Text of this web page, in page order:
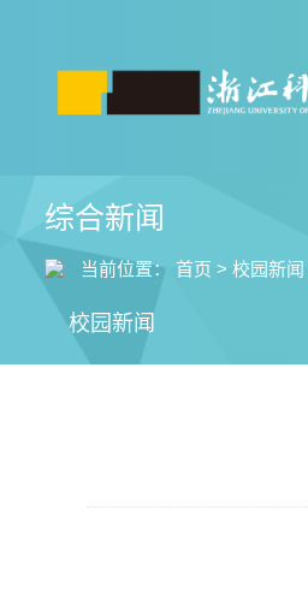
综合新闻
当前位置： 首页 > 校园新闻
校园新闻